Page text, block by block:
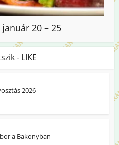
20 – 25
- LIKE
2026
a Bakonyban